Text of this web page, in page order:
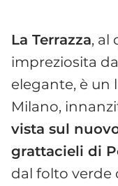
La Terrazza, al
impreziosita
elegante, è un
Milano,
vista sul
grattacieli di
dal folto verde